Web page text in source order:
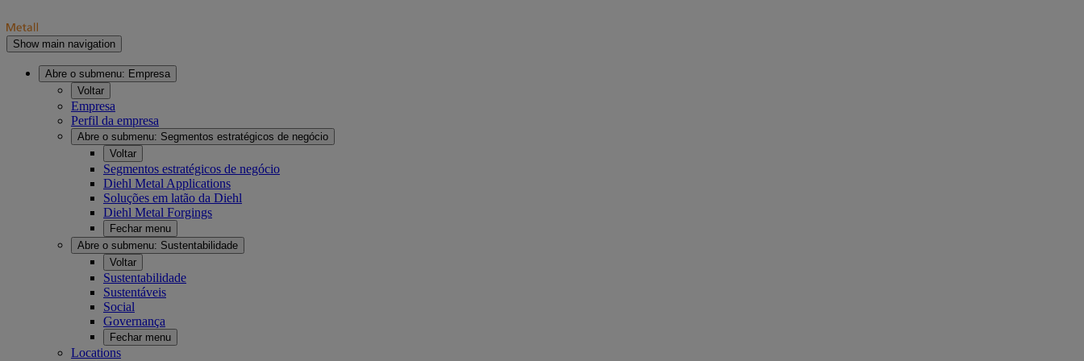
Show main navigation
Abre o submenu: Empresa
Voltar
Empresa
Perfil da empresa
Abre o submenu: Segmentos estratégicos de negócio
Voltar
Segmentos estratégicos de negócio
Diehl Metal Applications
Soluções em latão da Diehl
Diehl Metal Forgings
Fechar menu
Abre o submenu: Sustentabilidade
Voltar
Sustentabilidade
Sustentáveis
Social
Governança
Fechar menu
Locations